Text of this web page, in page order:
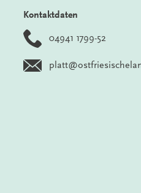
Kontaktdaten
04941 1799-52